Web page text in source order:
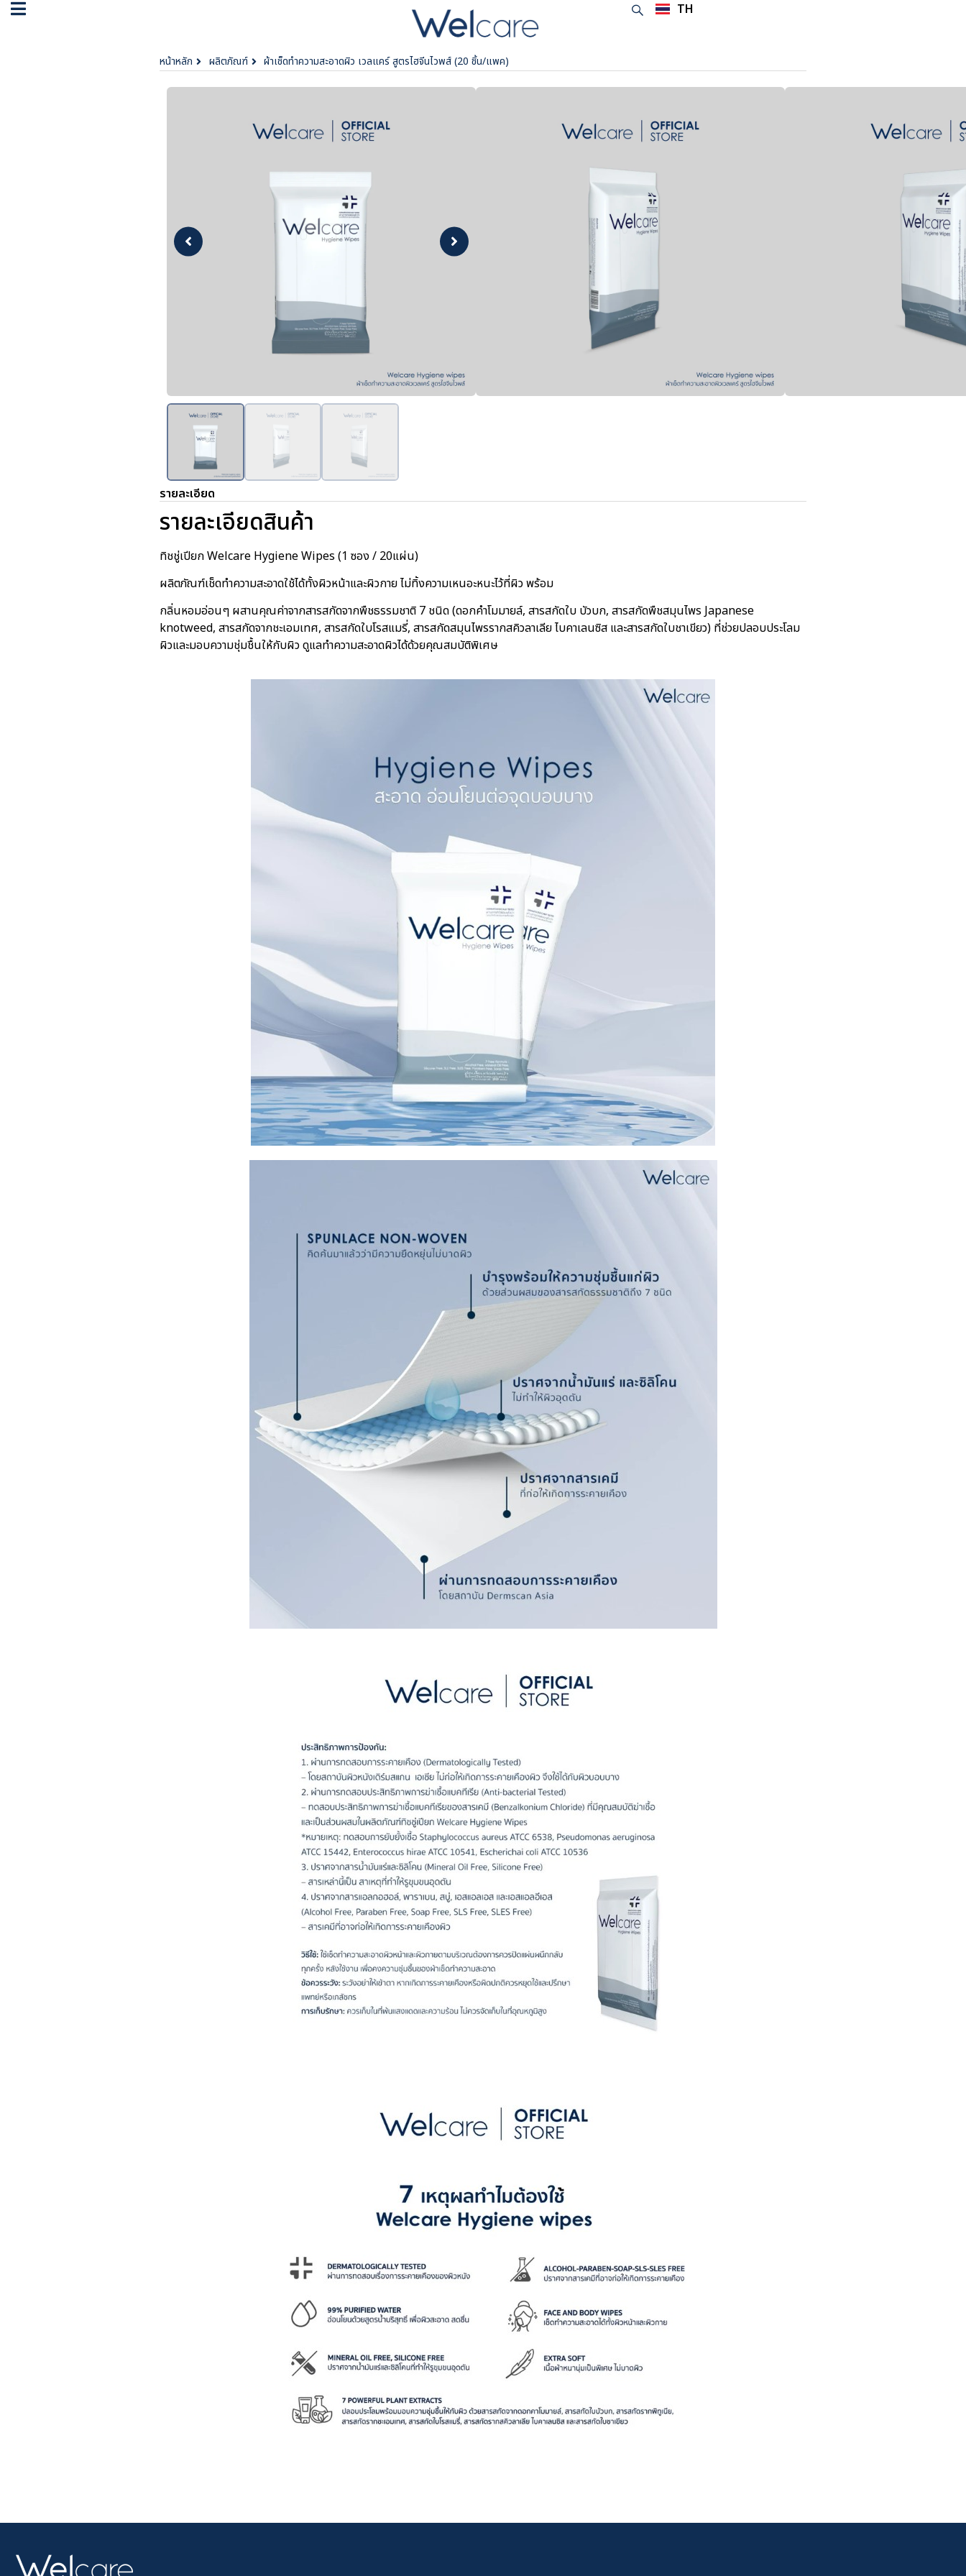
TH
EN
หน้าหลัก ผลิตภัณฑ์ ผ้าเช็ดทำความสะอาดผิว เวลแคร์ สูตรไฮจีนไวพส์ (20 ชิ้น/แพค)
พส์ (20 ชิ้น/แพค)
No data was found
Shopee
Official
รายละเอียด
รายละเอียดสินค้า
ทิชชู่เปียก Welcare Hygiene Wipes (1 ซอง / 20แผ่น)
ผลิตภัณฑ์เช็ดทำความสะอาดใช้ได้ทั้งผิวหน้าและผิวกาย ไม่ทิ้งความเหนอะหนะไว้ที่ผิว พร้อม
กลิ่นหอมอ่อนๆ ผสานคุณค่าจากสารสกัดจากพืชธรรมชาติ 7 ชนิด (ดอกคำโมมายล์, สารสกัดใบ บัวบก, สารสกัดพืชสมุนไพร Japanese
knotweed, สารสกัดจากชะเอมเทศ, สารสกัดใบโรสแมรี่, สารสกัดสมุนไพรรากสคิวลาเลีย ไบคาเลนซิส และสารสกัดใบชาเขียว) ที่ช่วยปลอบประโลม
ผิวและมอบความชุ่มชื้นให้กับผิว ดูแลทำความสะอาดผิวได้ด้วยคุณสมบัติพิเศษ